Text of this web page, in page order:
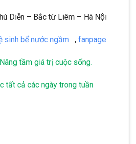
Diễn – Bắc từ Liêm – Hà Nội
sinh bể nước ngầm , fanpage
tầm giá trị cuộc sống.
tất cả các ngày trong tuần